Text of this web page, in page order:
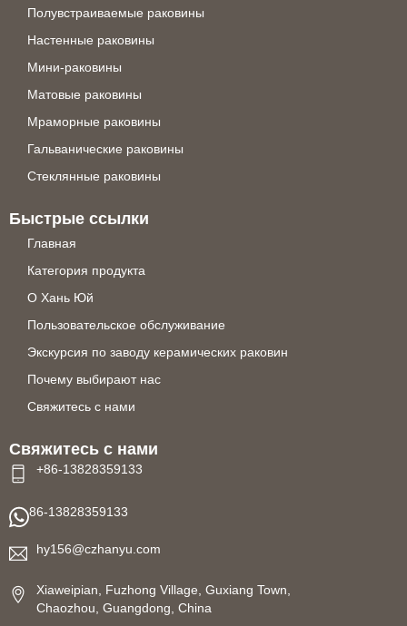
Полувстраиваемые раковины
Настенные раковины
Мини-раковины
Матовые раковины
Мраморные раковины
Гальванические раковины
Стеклянные раковины
Быстрые ссылки
Главная
Категория продукта
О Хань Юй
Пользовательское обслуживание
Экскурсия по заводу керамических раковин
Почему выбирают нас
Свяжитесь с нами
Свяжитесь с нами
+86-13828359133
86-13828359133
hy156@czhanyu.com
Xiaweipian, Fuzhong Village, Guxiang Town,
Chaozhou, Guangdong, China